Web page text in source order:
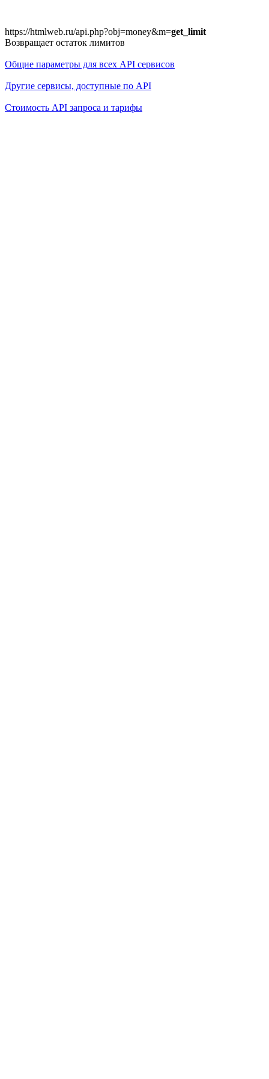
https://htmlweb.ru/api.php?obj=money&m=get_limit
Возвращает остаток лимитов
Общие параметры для всех API сервисов
Другие сервисы, доступные по API
Стоимость API запроса и тарифы